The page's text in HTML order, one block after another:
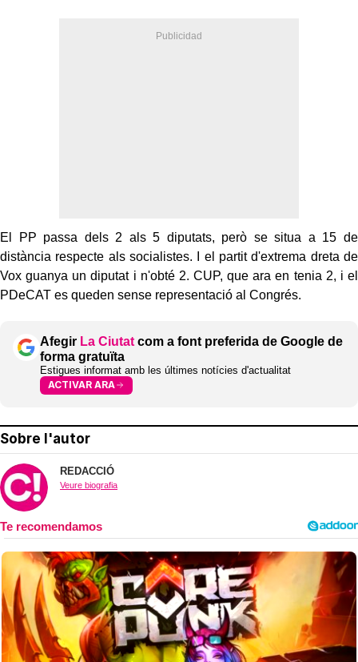
El PP passa dels 2 als 5 diputats, però se situa a 15 de
distància respecte als socialistes. I el partit d'extrema dreta de
Vox guanya un diputat i n'obté 2. CUP, que ara en tenia 2, i el
PDeCAT es queden sense representació al Congrés.
Afegir La Ciutat com a font preferida de Google de
forma gratuïta
Estigues informat amb les últimes notícies d'actualitat
ACTIVAR ARA
Sobre l'autor
REDACCIÓ
Veure biografia